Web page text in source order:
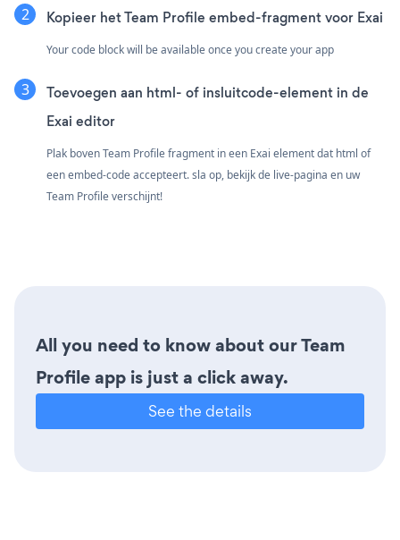
Kopieer het Team Profile embed-fragment voor Exai
Your code block will be available once you create your app
Toevoegen aan html- of insluitcode-element in de
Exai editor
Plak boven Team Profile fragment in een Exai element dat html of
een embed-code accepteert. sla op, bekijk de live-pagina en uw
Team Profile verschijnt!
All you need to know about our Team
Profile app is just a click away.
See the details